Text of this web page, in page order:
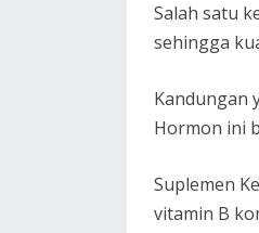
Salah satu
sehingga
Kandungan
Hormon ini
Suplemen
vitamin B